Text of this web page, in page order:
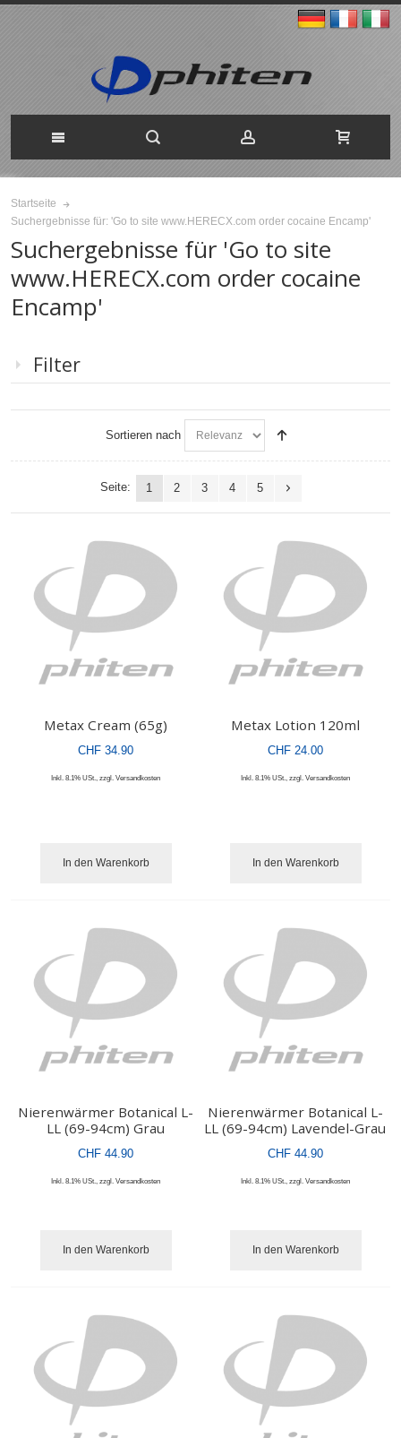
Startseite
Suchergebnisse für: 'Go to site www.HERECX.com order cocaine Encamp'
Suchergebnisse für 'Go to site
www.HERECX.com order cocaine
Encamp'
Filter
Sortieren nach
Seite: 1 2 3 4 5
Metax Cream (65g)
CHF 34.90
Inkl. 8.1% USt. zzgl. Versandkosten
In den Warenkorb
Metax Lotion 120ml
CHF 24.00
Inkl. 8.1% USt. zzgl. Versandkosten
In den Warenkorb
Nierenwärmer Botanical L-
LL (69-94cm) Grau
CHF 44.90
Inkl. 8.1% USt. zzgl. Versandkosten
In den Warenkorb
Nierenwärmer Botanical L-
LL (69-94cm) Lavendel-Grau
CHF 44.90
Inkl. 8.1% USt. zzgl. Versandkosten
In den Warenkorb